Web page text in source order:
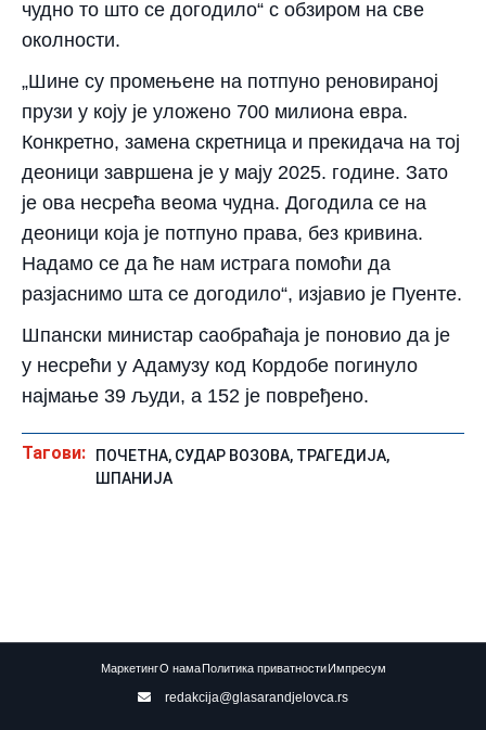
чудно то што се догодило“ с обзиром на све
околности.
„Шине су промењене на потпуно реновираној
прузи у коју је уложено 700 милиона евра.
Конкретно, замена скретница и прекидача на тој
деоници завршена је у мају 2025. године. Зато
је ова несрећа веома чудна. Догодила се на
деоници која је потпуно права, без кривина.
Надамо се да ће нам истрага помоћи да
разјаснимо шта се догодило“, изјавио је Пуенте.
Шпански министар саобраћаја је поновио да је
у несрећи у Адамузу код Кордобе погинуло
најмање 39 људи, а 152 је повређено.
Тагови: ПОЧЕТНА, СУДАР ВОЗОВА, ТРАГЕДИЈА,
ШПАНИЈА
МаркетингО нама Политика приватности Импресум
redakcija@glasarandjelovca.rs